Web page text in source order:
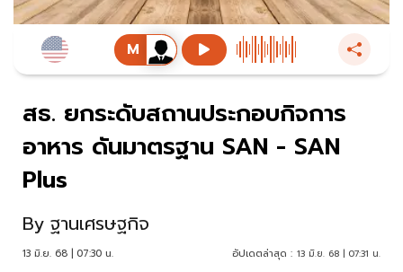
สธ. ยกระดับสถานประกอบกิจการ
อาหาร ดันมาตรฐาน SAN - SAN
Plus
By ฐานเศรษฐกิจ
13 มิ.ย. 68 | 07:30 น. อัปเดตล่าสุด : 13 มิ.ย. 68 | 07:31 น.